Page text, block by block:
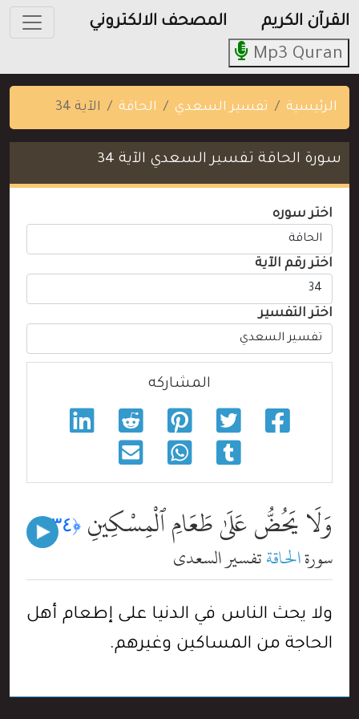
القرآن الكريم المصحف الالكتروني
Mp3 Quran
الرئيسية تفسير السعدي الحاقة الآية 34
سورة الحاقة تفسير السعدي الآية 34
اختر سوره
اختر رقم الآية
اختر التفسير
المشاركه
وَلَا يَحُضُّ عَلَىٰ طَعَامِ ٱلْمِسْكِينِ ﴿٣٤﴾
سورةالحاقةتفسير السعدي
ولا يحث الناس في الدنيا على إطعام أهل
الحاجة من المساكين وغيرهم.